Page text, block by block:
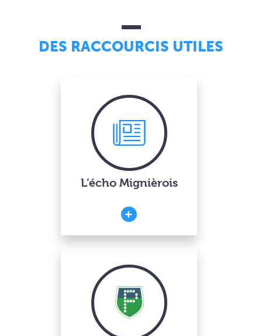
DES RACCOURCIS UTILES
L’écho Mignièrois